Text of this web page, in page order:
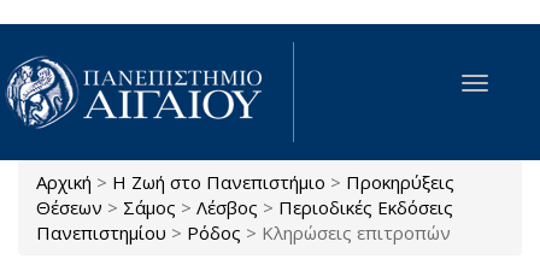
Παράκαμψη προς το κυρίως περιεχόμενο
Toggle
Είστε εδώ
Αρχική > Η Ζωή στο Πανεπιστήμιο > Προκηρύξεις
Θέσεων > Σάμος > Λέσβος > Περιοδικές Εκδόσεις
Πανεπιστημίου > Ρόδος > Κληρώσεις επιτροπών